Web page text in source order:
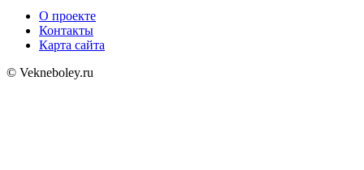
О проекте
Контакты
Карта сайта
© Vekneboley.ru